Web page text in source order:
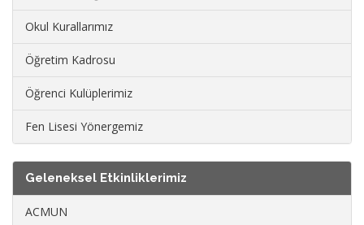
Okul Kurallarımız
Öğretim Kadrosu
Öğrenci Kulüplerimiz
Fen Lisesi Yönergemiz
Geleneksel Etkinliklerimiz
ACMUN